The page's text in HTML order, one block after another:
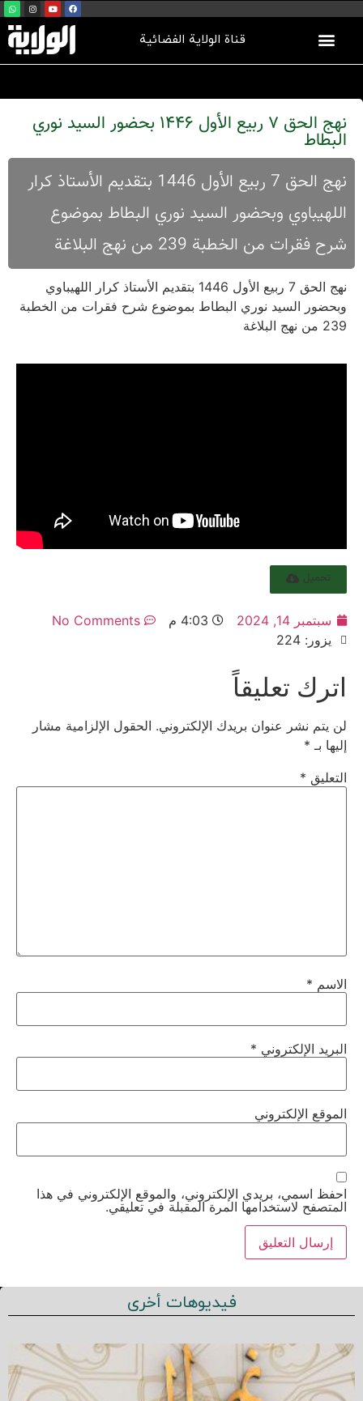
قناة الولاية الفضائية
نهج الحق 7 ربيع الأول 1446 بحضور السيد نوري
البطاط
نهج الحق 7 ربيع الأول 1446 بتقديم الأستاذ كرار
اللهيباوي وبحضور السيد نوري البطاط بموضوع
شرح فقرات من الخطبة 239 من نهج البلاغة
نهج الحق 7 ربيع الأول 1446 بتقديم الأستاذ كرار اللهيباوي
وبحضور السيد نوري البطاط بموضوع شرح فقرات من الخطبة
239 من نهج البلاغة
تحميل
سبتمبر 14, 2024 4:03 م
No Comments
يزور: 224
اترك تعليقاً
لن يتم نشر عنوان بريدك الإلكتروني. الحقول الإلزامية مشار
إليها بـ *
التعليق *
الاسم *
البريد الإلكتروني *
الموقع الإلكتروني
احفظ اسمي، بريدي الإلكتروني، والموقع الإلكتروني في هذا
المتصفح لاستخدامها المرة المقبلة في تعليقي.
فيديوهات أخرى